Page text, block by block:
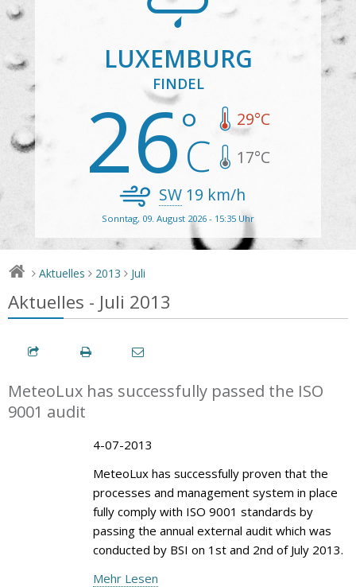
LUXEMBURG
FINDEL
26 29°C
17°C
SW19 km/h
Sonntag, 09. August 2026 - 15:35 Uhr
> Aktuelles > 2013 > Juli
Aktuelles - Juli 2013
MeteoLux has successfully passed the ISO
9001 audit
4-07-2013
MeteoLux has successfully proven that the
processes and management system in place
fully comply with ISO 9001 standards by
passing the annual external audit which was
conducted by BSI on 1st and 2nd of July 2013.
Mehr Lesen